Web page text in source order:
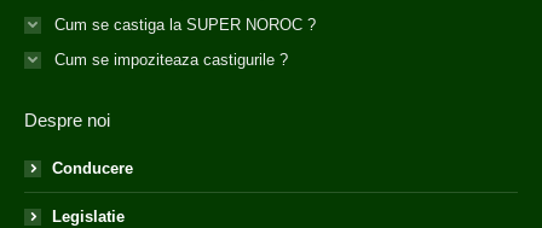
Cum se castiga la SUPER NOROC ?
Cum se impoziteaza castigurile ?
Despre noi
Conducere
Legislatie